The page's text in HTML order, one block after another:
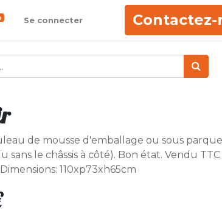
Se connecter Contactez-
de mousse d'emballage ou sous
sans le châssis à côté). Bon état. Vendu
110xp73xh65cm